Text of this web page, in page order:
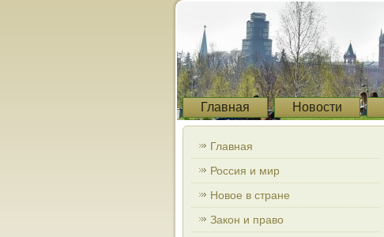
Главная Новости
Главная
Россия и мир
Новое в стране
Закон и право